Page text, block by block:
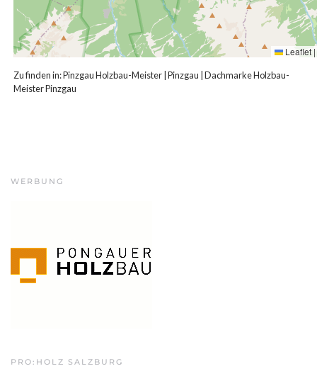
Leaflet |
Zu finden in:Pinzgau Holzbau-Meister Pinzgau Dachmarke Holzbau-
Meister Pinzgau
WERBUNG
PRO:HOLZ SALZBURG